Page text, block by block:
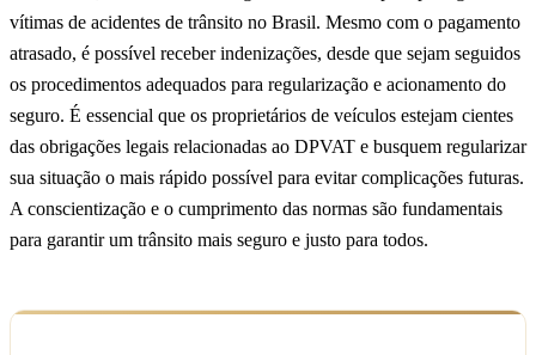
vítimas de acidentes de trânsito no Brasil. Mesmo com o pagamento
atrasado, é possível receber indenizações, desde que sejam seguidos
os procedimentos adequados para regularização e acionamento do
seguro. É essencial que os proprietários de veículos estejam cientes
das obrigações legais relacionadas ao DPVAT e busquem regularizar
sua situação o mais rápido possível para evitar complicações futuras.
A conscientização e o cumprimento das normas são fundamentais
para garantir um trânsito mais seguro e justo para todos.